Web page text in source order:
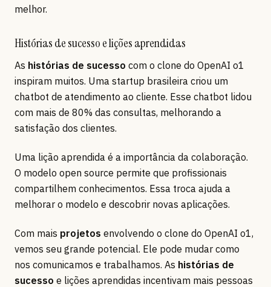
melhor.
Histórias de sucesso e lições aprendidas
As histórias de sucesso com o clone do OpenAI o1
inspiram muitos. Uma startup brasileira criou um
chatbot de atendimento ao cliente. Esse chatbot lidou
com mais de 80% das consultas, melhorando a
satisfação dos clientes.
Uma lição aprendida é a importância da colaboração.
O modelo open source permite que profissionais
compartilhem conhecimentos. Essa troca ajuda a
melhorar o modelo e descobrir novas aplicações.
Com mais projetos envolvendo o clone do OpenAI o1,
vemos seu grande potencial. Ele pode mudar como
nos comunicamos e trabalhamos. As histórias de
sucesso e lições aprendidas incentivam mais pessoas